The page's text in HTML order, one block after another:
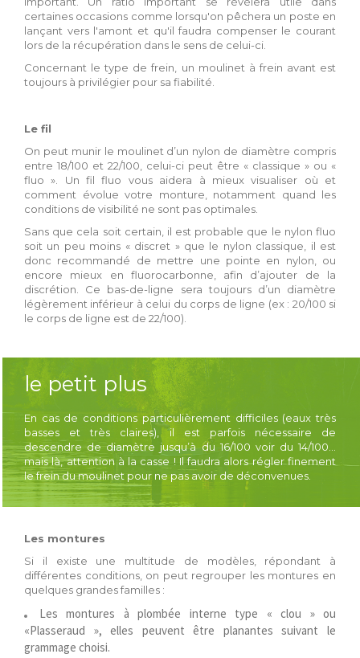
certaines occasions comme lorsqu'on pêchera un poste en
lançant vers l'amont et qu'il faudra compenser le courant
lors de la récupération dans le sens de celui-ci.
Concernant le type de frein, un moulinet à frein avant est
toujours à privilégier pour sa fiabilité.
Le fil
On peut munir le moulinet d’un nylon de diamètre compris
entre 18/100 et 22/100, celui-ci peut être « classique » ou «
fluo ». Un fil fluo vous aidera à mieux visualiser où et
comment évolue votre monture, notamment quand les
conditions de visibilité ne sont pas optimales.
Sans que cela soit certain, il est probable que le nylon fluo
soit un peu moins « discret » que le nylon classique, il est
donc recommandé de mettre une pointe en nylon, ou
encore mieux en fluorocarbonne, afin d’ajouter de la
discrétion. Ce bas-de-ligne sera toujours d’un diamètre
légèrement inférieur à celui du corps de ligne (ex : 20/100 si
le corps de ligne est de 22/100).
le petit plus
En cas de conditions particulièrement difficiles (eaux très
basses et très claires), il est parfois nécessaire de
descendre de diamètre jusqu’à du 16/100 voir du 14/100…
mais là, attention à la casse ! Il faudra alors régler finement
le frein du moulinet pour ne pas avoir de déconvenues.
Les montures
Si il existe une multitude de modèles, répondant à
différentes conditions, on peut regrouper les montures en
quelques grandes familles :
Les montures à plombée interne type « clou » ou
«Plasseraud », elles peuvent être planantes suivant le
grammage choisi.